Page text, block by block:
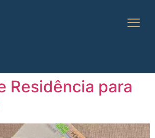
Residência para